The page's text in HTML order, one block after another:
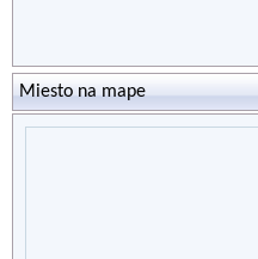
Miesto na mape